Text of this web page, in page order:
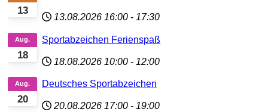
13
13.08.2026 16:00 - 17:30
18
Aug. Sportabzeichen Ferienspaß
18.08.2026 10:00 - 12:00
20
Aug. Deutsches Sportabzeichen
20.08.2026 17:00 - 19:00